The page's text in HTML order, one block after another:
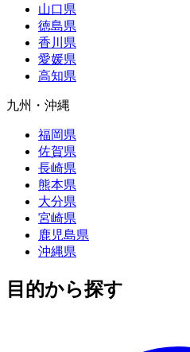
山口県
徳島県
香川県
愛媛県
高知県
九州・沖縄
福岡県
佐賀県
長崎県
熊本県
大分県
宮崎県
鹿児島県
沖縄県
目的から探す